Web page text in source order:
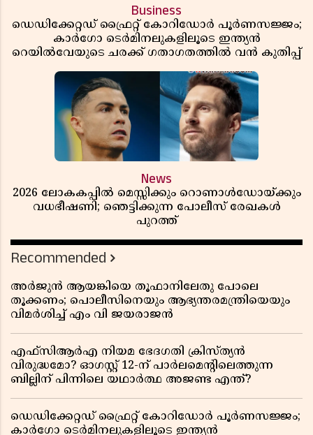
Business
ഡെഡിക്കേറ്റഡ് ഫ്രൈറ്റ് കോറിഡോർ പൂർണസജ്ജം;
കാർഗോ ടെർമിനലുകളിലൂടെ ഇന്ത്യൻ
റെയിൽവേയുടെ ചരക്ക് ഗതാഗതത്തിൽ വൻ കുതിപ്പ്
News
2026 ലോകകപ്പിൽ മെസ്സിക്കും റൊണാൾഡോയ്ക്കും
വധഭീഷണി; ഞെട്ടിക്കുന്ന പോലീസ് രേഖകൾ
പുറത്ത്
Recommended
അർജുൻ ആയങ്കിയെ തൂഫാനിലേതു പോലെ
തൂക്കണം; പൊലീസിനെയും ആഭ്യന്തരമന്ത്രിയെയും
വിമർശിച്ച് എം വി ജയരാജൻ
എഫ്സിആർഎ നിയമ ഭേദഗതി ക്രിസ്ത്യൻ
വിരുദ്ധമോ? ഓഗസ്റ്റ് 12-ന് പാർലമെന്റിലെത്തുന്ന
ബില്ലിന് പിന്നിലെ യഥാർത്ഥ അജണ്ട എന്ത്?
ഡെഡിക്കേറ്റഡ് ഫ്രൈറ്റ് കോറിഡോർ പൂർണസജ്ജം;
കാർഗോ ടെർമിനലുകളിലൂടെ ഇന്ത്യൻ